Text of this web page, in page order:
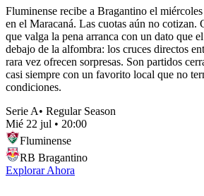
Fluminense recibe a Bragantino el
en el Maracaná. Las cuotas aún no cotizan.
que valga la pena arranca con un dato que
debajo de la alfombra: los cruces directos
rara vez ofrecen sorpresas. Son partidos
casi siempre con un favorito local que no
condiciones.
Serie A• Regular Season
Mié 22 jul • 20:00
Fluminense
RB Bragantino
Explorar Ahora